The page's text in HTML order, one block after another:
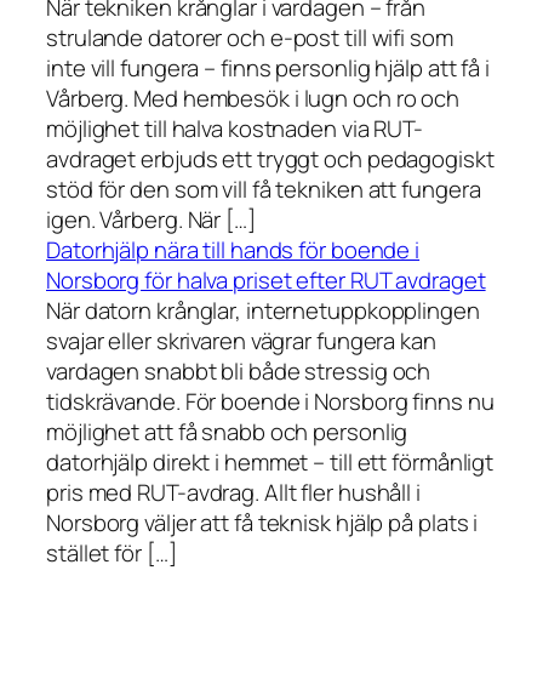
När tekniken krånglar i vardagen – från
strulande datorer och e-post till wifi som
inte vill fungera – finns personlig hjälp att få i
Vårberg. Med hembesök i lugn och ro och
möjlighet till halva kostnaden via RUT-
avdraget erbjuds ett tryggt och pedagogiskt
stöd för den som vill få tekniken att fungera
igen. Vårberg. När […]
Datorhjälp nära till hands för boende i
Norsborg för halva priset efter RUT avdraget
När datorn krånglar, internetuppkopplingen
svajar eller skrivaren vägrar fungera kan
vardagen snabbt bli både stressig och
tidskrävande. För boende i Norsborg finns nu
möjlighet att få snabb och personlig
datorhjälp direkt i hemmet – till ett förmånligt
pris med RUT-avdrag. Allt fler hushåll i
Norsborg väljer att få teknisk hjälp på plats i
stället för […]